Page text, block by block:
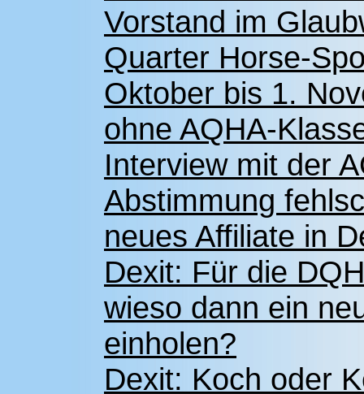
Vorstand im
Quarter Horse-
Oktober bis 1.
ohne AQHA-
Interview mit der
Abstimmung
neues Affiliate in
Dexit: Für die
wieso dann ein
einholen?
Dexit: Koch oder